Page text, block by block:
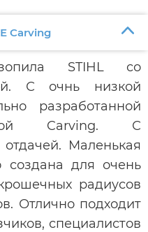
Carving
STIHL со
С очнь низкой
разработанной
Carving. С
Маленькая
для очень
радиусов
Отлично подходит
специалистов